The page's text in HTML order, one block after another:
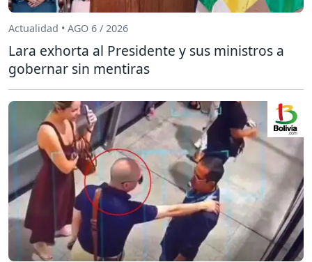
Actualidad • AGO 6 / 2026
Lara exhorta al Presidente y sus ministros a
gobernar sin mentiras